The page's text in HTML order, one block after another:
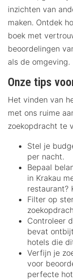
inzichten van
maken. Ontdek
boek met
beoordelingen
als de omgeving.
Onze tips
Het vinden van
met ons ruime
zoekopdracht te
Stel je
per nacht.
Bepaal
in Krakau
restaurant?
Filter op
Controleer
bevat
hotels die
Verfijn je
voor
perfecte